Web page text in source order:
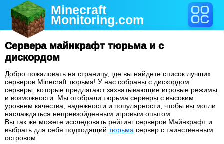
Minecraft
Monitoring.com
Сервера майнкрафт тюрьма и с
дискордом
Добро пожаловать на страницу, где вы найдете список лучших
серверов Minecraft тюрьма! У нас собраны с дискордом
серверы, которые предлагают захватывающие игровые режимы
и возможности. Мы отобрали тюрьма серверы с высоким
уровнем качества, надежности и популярности, чтобы вы могли
наслаждаться непревзойденным игровым опытом.
Вы так же можете исследовать рейтинг серверов Майнкрафт и
выбрать для себя подходящий тюрьма сервер с таинственным
островом.